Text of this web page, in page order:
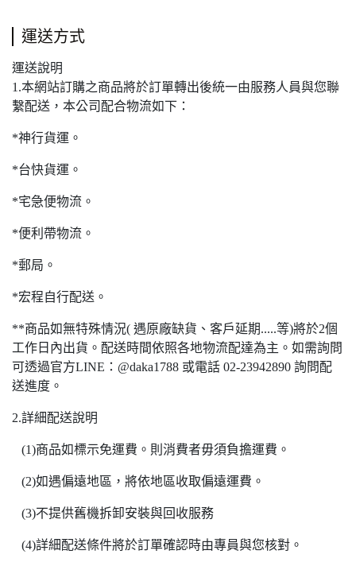
運送方式
運送說明
1.本網站訂購之商品將於訂單轉出後統一由服務人員與您聯
繫配送，本公司配合物流如下：
*神行貨運。
*台快貨運。
*宅急便物流。
*便利帶物流。
*郵局。
*宏程自行配送。
**商品如無特殊情況( 遇原廠缺貨、客戶延期.....等)將於2個
工作日內出貨。配送時間依照各地物流配達為主。如需詢問
可透過官方LINE：@daka1788 或電話 02-23942890 詢問配
送進度。
2.詳細配送說明
(1)商品如標示免運費。則消費者毋須負擔運費。
(2)如遇偏遠地區，將依地區收取偏遠運費。
(3)不提供舊機拆卸安裝與回收服務
(4)詳細配送條件將於訂單確認時由專員與您核對。